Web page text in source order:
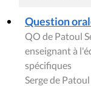
Question
QO de Patoul
enseignant à
spécifiques
Serge de Patoul